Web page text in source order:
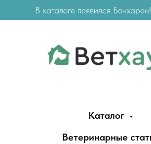
В каталоге появился
Каталог
Ветеринарные